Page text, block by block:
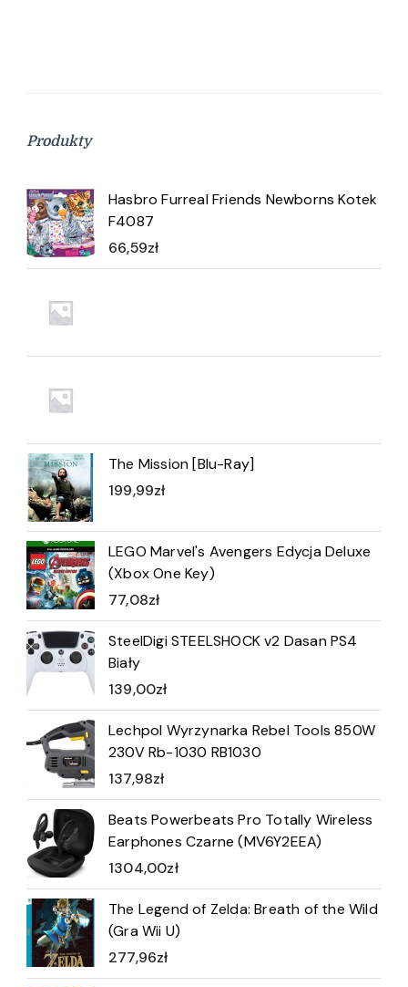
Produkty
Hasbro Furreal Friends Newborns Kotek
F4087
66,59zł
The Mission [Blu-Ray]
199,99zł
LEGO Marvel's Avengers Edycja Deluxe
(Xbox One Key)
77,08zł
SteelDigi STEELSHOCK v2 Dasan PS4
Biały
139,00zł
Lechpol Wyrzynarka Rebel Tools 850W
230V Rb-1030 RB1030
137,98zł
Beats Powerbeats Pro Totally Wireless
Earphones Czarne (MV6Y2EEA)
1304,00zł
The Legend of Zelda: Breath of the Wild
(Gra Wii U)
277,96zł